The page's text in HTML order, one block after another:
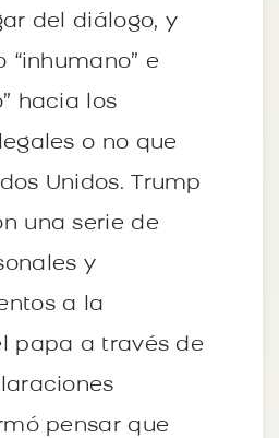
del diálogo, y
“inhumano” e
hacia los
o no que
Unidos. Trump
una serie de
y
a la
papa a través de
pensar que